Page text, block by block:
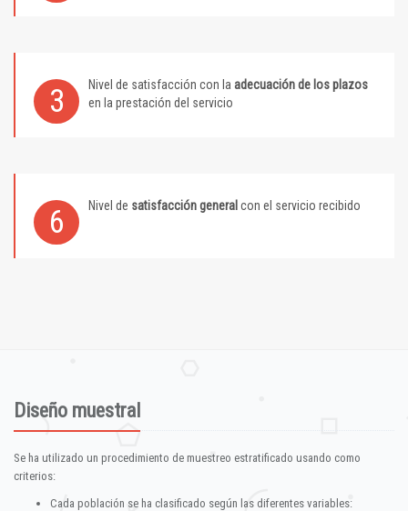
3 Nivel de satisfacción con la adecuación de los plazos
en la prestación del servicio
6 Nivel de satisfacción general con el servicio recibido
Diseño muestral
Se ha utilizado un procedimiento de muestreo estratificado usando como
criterios:
Cada población se ha clasificado según las diferentes variables: